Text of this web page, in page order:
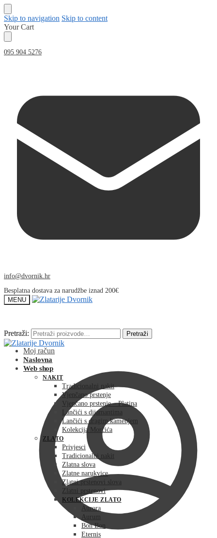
Skip to navigation Skip to content
Your Cart
095 904 5276
info@dvornik.hr
Besplatna dostava za narudžbe iznad 200€
MENU
Pretraži: Pretraži
Moj račun
Pretraži: Pretraži
Naslovna
Web shop
NAKIT
Tradicionalni nakit
Vjenčano prstenje
Vjenčano prstenje – Platina
Lančići s dijamantima
Lančići s dragim kamenjem
Kolekcija Morčića
ZLATO
Privjesci
Tradicionalni nakit
Zlatna slova
Zlatne narukvice
Zlatni prstenovi slova
Zlatni prstenovi
KOLEKCIJE ZLATO
Aurora
Aurum
Bon Bon
Eternis